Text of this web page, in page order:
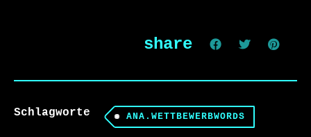
share
Schlagworte ANA.WETTBEWERBWORDS